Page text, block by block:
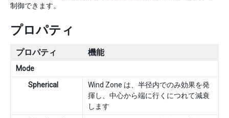
制御できます。
プロパティ
プロパティ 機能
Mode
Spherical
Wind Zone は、半径内でのみ効果を発
揮し、中心から端に行くにつれて減衰
します